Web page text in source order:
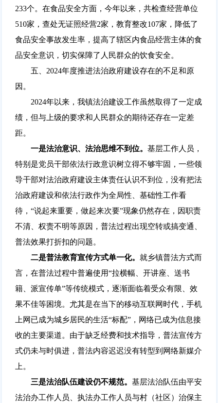
233个。在食品安全方面，今年以来，共检查经营单位
510家，查处无证照经营2家，教育整改107家，降低了
食品安全事故发生率，提高了辖区内食品经营主体的食
品安全意识，切实保障了人民群众的饮食安全。
五、2024年度推进法治政府建设存在的不足和原
因。
2024年以来，我镇法治建设工作虽然取得了一定成
绩，但与上级的要求和人民群众的期待还存在一定差
距。
一是法治意识、法治思维不到位。 基层工作人员，
特别是党员干部依法行政意识树立得不够牢固，一些领
导干部对法治政府建设主体责任认识不到位，没有把法
治政府建设和依法行政作为全局性、基础性工作看
待，“说起来重要，做起来次要”现象仍然存在，因职责
不清、权责不明等原因，普法过程出现空转或搞变通、
普法效果打折扣的问题。
二是普法教育宣传方式单一化。 就乡镇普法方式而
言，在普法过程中普遍使用“拉横幅、开讲座、送书
籍、派宣传单”等传统模式，逐渐面临着受众有限、效
果不佳等困境。尤其是在当下的移动互联网时代，手机
上网已成为城乡居民的生活“标配”，网络已成为信息接
收的主要渠道。由于缺乏经费和技术指导，普法宣传方
式仍未与时俱进，普法内容迟迟没有转型到网络新媒介
上。
三是法治队伍建设仍不规范。 基层法治队伍由平安
法治办工作人员、执法办工作人员与村（社区）治保主